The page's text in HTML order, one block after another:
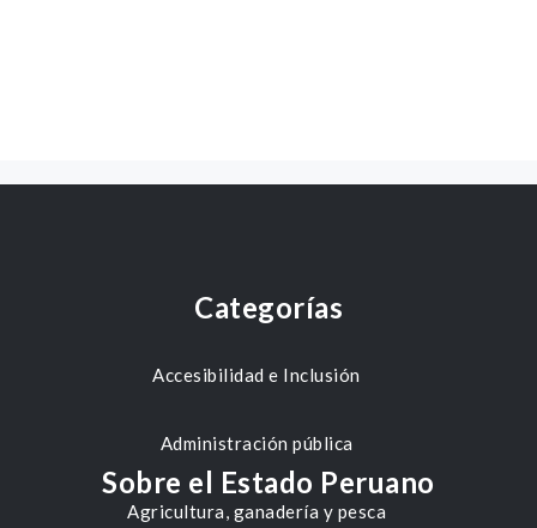
Categorías
Accesibilidad e Inclusión
Administración pública
Agricultura, ganadería y pesca
Sobre el Estado Peruano